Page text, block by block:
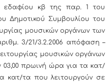
εδαφίου κβ της παρ. 1 του
Δημοτικού Συμβουλίου του
μουσικών οργάνων των
3/21/3.2.2006 απόφαση –
μουσικών οργάνων
03,00 πρωινή ώρα για τα κατ/
κατ/τα που λειτουργούν σε